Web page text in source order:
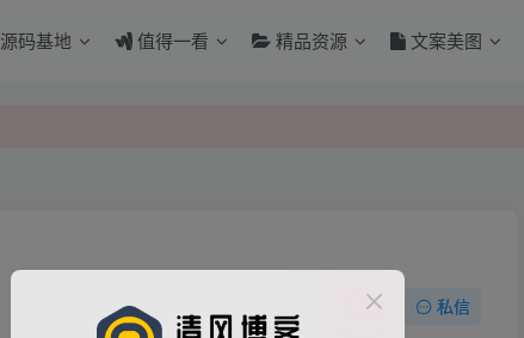
源码基地 值得一看 精品资源 文案美图
关注 私信